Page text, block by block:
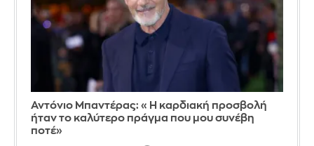
Αντόνιο Μπαντέρας: «Η καρδιακή προσβολή
ήταν το καλύτερο πράγμα που μου συνέβη
ποτέ»